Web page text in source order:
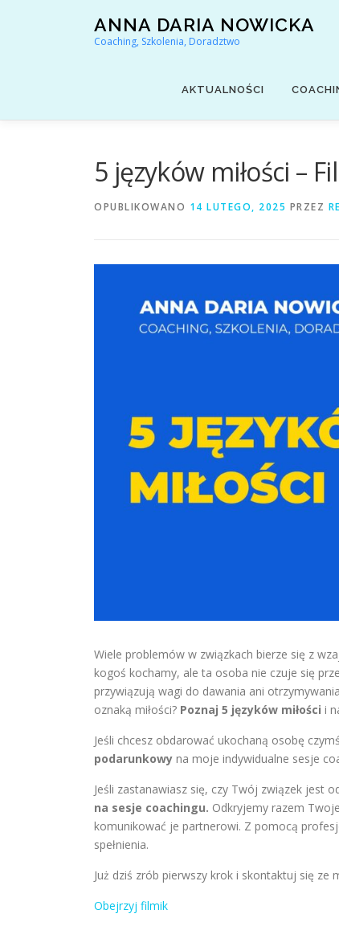
ANNA DARIA NOWICKA
Coaching, Szkolenia, Doradztwo
AKTUALNOŚCI
5 języków miłości –
OPUBLIKOWANO 14 LUTEGO, 2025 PRZEZ
Wiele problemów w związkach bierze się z
kogoś kochamy, ale ta osoba nie czuje się
przywiązują wagi do dawania ani
oznaką miłości? Poznaj 5 języków miłości i
Jeśli chcesz obdarować ukochaną osobę
podarunkowy na moje indywidualne sesje
Jeśli zastanawiasz się, czy Twój związek jest
na sesje coachingu. Odkryjemy razem
komunikować je partnerowi. Z pomocą
spełnienia.
Już dziś zrób pierwszy krok i skontaktuj się ze
Obejrzyj filmik